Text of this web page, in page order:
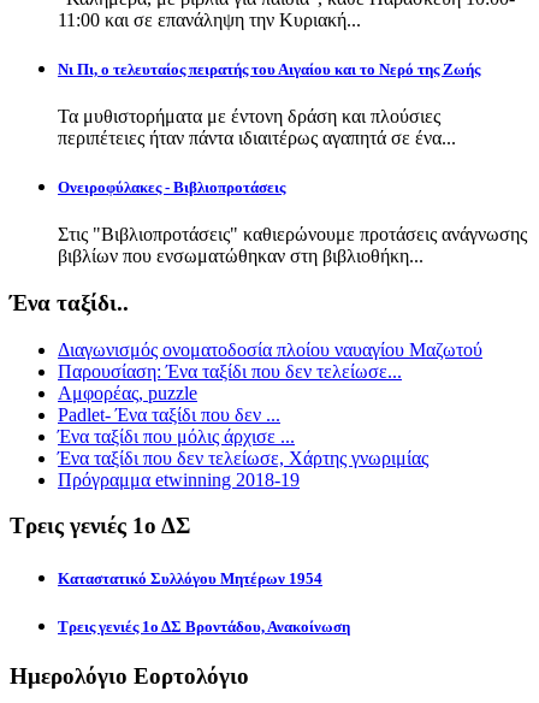
11:00 και σε επανάληψη την Κυριακή...
Νι Πι, ο τελευταίος πειρατής του Αιγαίου και το Νερό της Ζωής
Τα μυθιστορήματα με έντονη δράση και πλούσιες
περιπέτειες ήταν πάντα ιδιαιτέρως αγαπητά σε ένα...
Ονειροφύλακες - Βιβλιοπροτάσεις
Στις "Βιβλιοπροτάσεις" καθιερώνουμε προτάσεις ανάγνωσης
βιβλίων που ενσωματώθηκαν στη βιβλιοθήκη...
Ένα ταξίδι..
Διαγωνισμός ονοματοδοσία πλοίου ναυαγίου Μαζωτού
Παρουσίαση: Ένα ταξίδι που δεν τελείωσε...
Αμφορέας, puzzle
Padlet- Ένα ταξίδι που δεν ...
Ένα ταξίδι που μόλις άρχισε ...
Ένα ταξίδι που δεν τελείωσε, Χάρτης γνωριμίας
Πρόγραμμα etwinning 2018-19
Τρεις γενιές 1ο ΔΣ
Καταστατικό Συλλόγου Μητέρων 1954
Τρεις γενιές 1ο ΔΣ Βροντάδου, Ανακοίνωση
Ημερολόγιο Εορτολόγιο